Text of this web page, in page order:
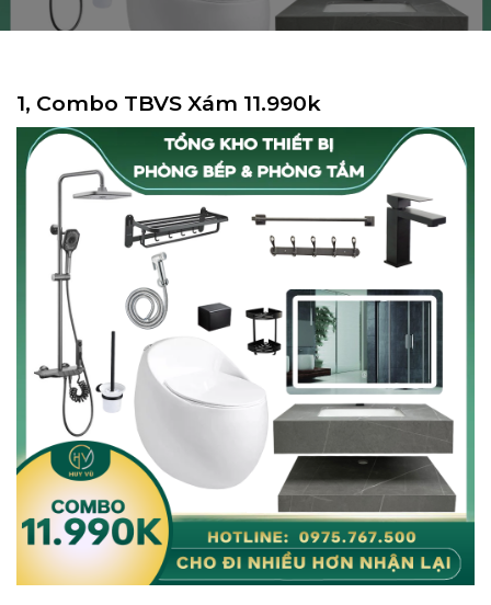
1, Combo TBVS Xám 11.990k